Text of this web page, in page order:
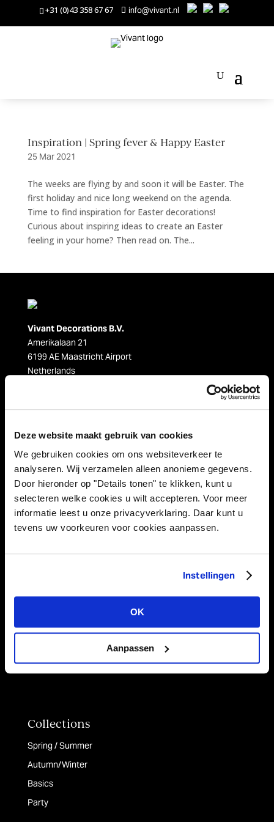
Deze website maakt gebruik van cookies
We gebruiken cookies om ons websiteverkeer te
analyseren. Wij verzamelen alleen anonieme gegevens.
Door hieronder op "Details tonen" te klikken, kunt u
selecteren welke cookies u wilt accepteren. Voor meer
informatie leest u onze privacyverklaring. Daar kunt u
tevens uw voorkeuren voor cookies aanpassen.
Instellingen
OK
Aanpassen
+31 (0)43 358 67 67 info@vivant.nl
Inspiration | Spring fever & Happy Easter
25 Mar 2021
The weeks are flying by and soon it will be Easter. The
first holiday and nice long weekend on the agenda.
Time to find inspiration for Easter decorations!
Curious about inspiring ideas to create an Easter
feeling in your home? Then read on. The...
Vivant Decorations B.V.
Amerikalaan 21
6199 AE Maastricht Airport
Netherlands
Follow us on:
Product categories
Decorations
Table runners & Fabrics
Collections
Spring / Summer
Autumn/Winter
Basics
Party